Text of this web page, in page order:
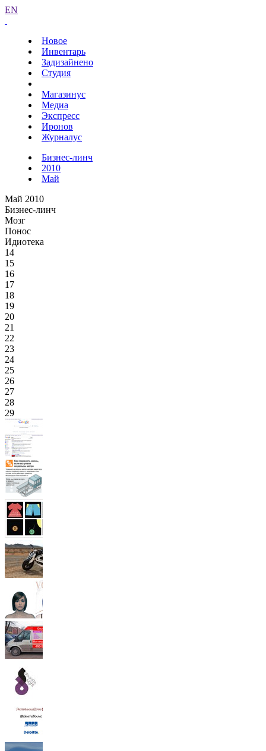
EN
Новое
Инвентарь
Задизайнено
Студия
Магазинус
Медиа
Экспресс
Иронов
Журналус
Бизнес-линч
2010
Май
Май 2010
Бизнес-линч
Мозг
Понос
Идиотека
14
15
16
17
18
19
20
21
22
23
24
25
26
27
28
29